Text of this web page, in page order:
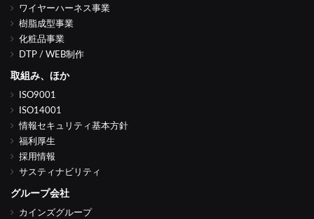
ワイヤーハーネス事業
樹脂成型事業
化粧品事業
DTP / WEB制作
取組み、ほか
ISO9001
ISO14001
情報セキュリティ基本方針
福利厚生
採用情報
サスティナビリティ
グループ会社
カインズグループ